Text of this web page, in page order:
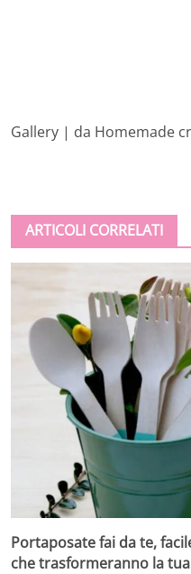
Gallery | da Homemade
ARTICOLI CORRELATI
Portaposate fai da te,
che trasformeranno la